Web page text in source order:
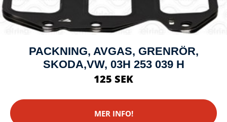
PACKNING, AVGAS, GRENRÖR,
SKODA,VW, 03H 253 039 H
125 SEK
MER INFO!